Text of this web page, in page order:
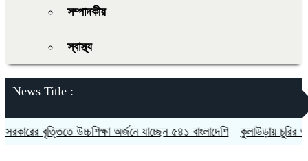
সম্পাদকীয়
স্বাস্থ্য
News Title :
বৃত্তিতে উচ্চশিক্ষা অর্জনে যাচ্ছেন ৫৪১ বাংলাদেশি কুলাউড়ায় চুরির